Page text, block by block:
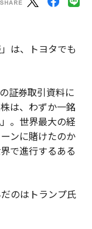
は、トヨタでも
証券取引資料に
は、わずか一銘
。世界最大の経
ンに賭けたのか
で進行するある
のはトランプ氏